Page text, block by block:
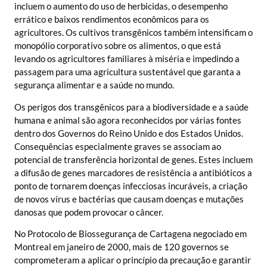
incluem o aumento do uso de herbicidas, o desempenho
errático e baixos rendimentos econômicos para os
agricultores. Os cultivos transgênicos também intensificam o
monopólio corporativo sobre os alimentos, o que está
levando os agricultores familiares à miséria e impedindo a
passagem para uma agricultura sustentável que garanta a
segurança alimentar e a saúde no mundo.
Os perigos dos transgênicos para a biodiversidade e a saúde
humana e animal são agora reconhecidos por várias fontes
dentro dos Governos do Reino Unido e dos Estados Unidos.
Consequências especialmente graves se associam ao
potencial de transferência horizontal de genes. Estes incluem
a difusão de genes marcadores de resistência a antibióticos a
ponto de tornarem doenças infecciosas incuráveis, a criação
de novos vírus e bactérias que causam doenças e mutações
danosas que podem provocar o câncer.
No Protocolo de Biossegurança de Cartagena negociado em
Montreal em janeiro de 2000, mais de 120 governos se
comprometeram a aplicar o princípio da precaução e garantir